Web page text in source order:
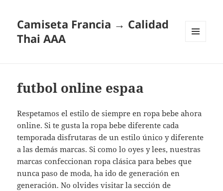
Camiseta Francia → Calidad
Thai AAA
futbol online espaa
Respetamos el estilo de siempre en ropa bebe ahora
online. Si te gusta la ropa bebe diferente cada
temporada disfrutaras de un estilo único y diferente
a las demás marcas. Si como lo oyes y lees, nuestras
marcas confeccionan ropa clásica para bebes que
nunca paso de moda, ha ido de generación en
generación. No olvides visitar la sección de